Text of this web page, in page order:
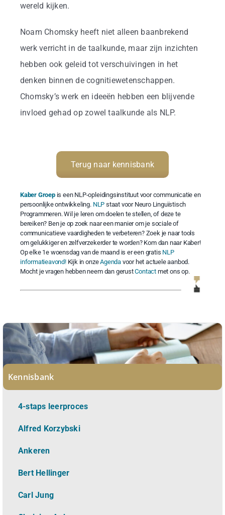
wereld kijken.
Noam Chomsky heeft niet alleen baanbrekend
werk verricht in de taalkunde, maar zijn inzichten
hebben ook geleid tot verschuivingen in het
denken binnen de cognitiewetenschappen.
Chomsky’s werk en ideeën hebben een blijvende
invloed gehad op zowel taalkunde als NLP.
Terug naar kennisbank
Kaber Groepis een NLP-opleidingsinstituut voor communicatie en
persoonlijke ontwikkeling. NLP staat voor Neuro Linguïstisch
Programmeren. Wil je leren om doelen te stellen, of deze te
bereiken? Ben je op zoek naar een manier om je sociale of
communicatieve vaardigheden te verbeteren? Zoek je naar tools
om gelukkiger en zelfverzekerder te worden? Kom dan naar Kaber!
Op elke 1e woensdag van de maand is er een gratis NLP
informatieavond!Kijk in onzeAgendavoor het actuele aanbod.
Mocht je vragen hebben neem dan gerustContact met ons op.
Kennisbank
4-staps leerproces
Alfred Korzybski
Ankeren
Bert Hellinger
Carl Jung